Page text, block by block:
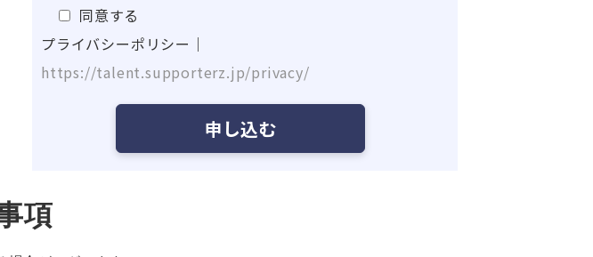
同意する
プライバシーポリシー｜
https://talent.supporterz.jp/privacy/
項